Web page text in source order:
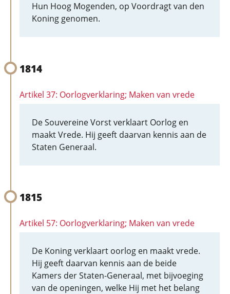
Hun Hoog Mogenden, op Voordragt van den
Koning genomen.
1814
Artikel 37: Oorlogverklaring; Maken van vrede
De Souvereine Vorst verklaart Oorlog en
maakt Vrede. Hij geeft daarvan kennis aan de
Staten Generaal.
1815
Artikel 57: Oorlogverklaring; Maken van vrede
De Koning verklaart oorlog en maakt vrede.
Hij geeft daarvan kennis aan de beide
Kamers der Staten-Generaal, met bijvoeging
van de openingen, welke Hij met het belang